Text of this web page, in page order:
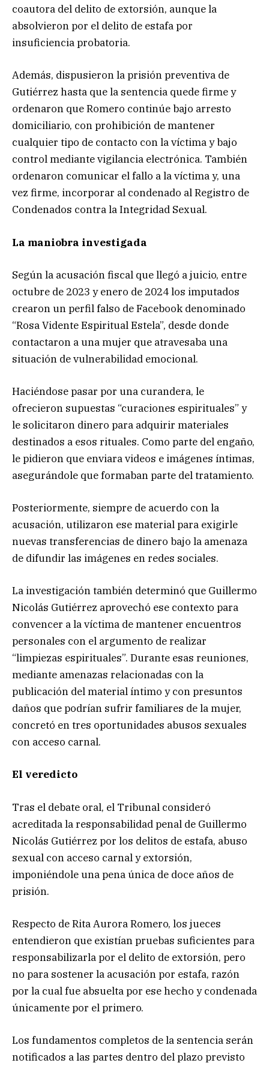
coautora del delito de extorsión, aunque la
absolvieron por el delito de estafa por
insuficiencia probatoria.
Además, dispusieron la prisión preventiva de
Gutiérrez hasta que la sentencia quede firme y
ordenaron que Romero continúe bajo arresto
domiciliario, con prohibición de mantener
cualquier tipo de contacto con la víctima y bajo
control mediante vigilancia electrónica. También
ordenaron comunicar el fallo a la víctima y, una
vez firme, incorporar al condenado al Registro de
Condenados contra la Integridad Sexual.
La maniobra investigada
Según la acusación fiscal que llegó a juicio, entre
octubre de 2023 y enero de 2024 los imputados
crearon un perfil falso de Facebook denominado
“Rosa Vidente Espiritual Estela”, desde donde
contactaron a una mujer que atravesaba una
situación de vulnerabilidad emocional.
Haciéndose pasar por una curandera, le
ofrecieron supuestas “curaciones espirituales” y
le solicitaron dinero para adquirir materiales
destinados a esos rituales. Como parte del engaño,
le pidieron que enviara videos e imágenes íntimas,
asegurándole que formaban parte del tratamiento.
Posteriormente, siempre de acuerdo con la
acusación, utilizaron ese material para exigirle
nuevas transferencias de dinero bajo la amenaza
de difundir las imágenes en redes sociales.
La investigación también determinó que Guillermo
Nicolás Gutiérrez aprovechó ese contexto para
convencer a la víctima de mantener encuentros
personales con el argumento de realizar
“limpiezas espirituales”. Durante esas reuniones,
mediante amenazas relacionadas con la
publicación del material íntimo y con presuntos
daños que podrían sufrir familiares de la mujer,
concretó en tres oportunidades abusos sexuales
con acceso carnal.
El veredicto
Tras el debate oral, el Tribunal consideró
acreditada la responsabilidad penal de Guillermo
Nicolás Gutiérrez por los delitos de estafa, abuso
sexual con acceso carnal y extorsión,
imponiéndole una pena única de doce años de
prisión.
Respecto de Rita Aurora Romero, los jueces
entendieron que existían pruebas suficientes para
responsabilizarla por el delito de extorsión, pero
no para sostener la acusación por estafa, razón
por la cual fue absuelta por ese hecho y condenada
únicamente por el primero.
Los fundamentos completos de la sentencia serán
notificados a las partes dentro del plazo previsto